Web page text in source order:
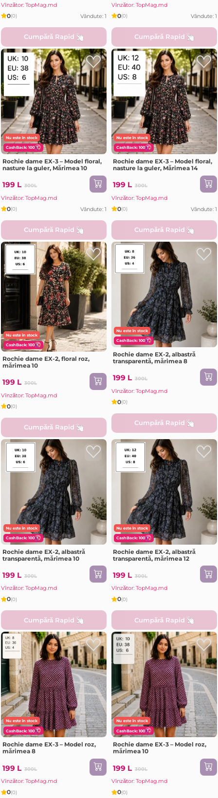
Vînzător: TopMag.md
0(0) Vândute: 1
Cumpără Rapid
Vînzător: TopMag.md
0(0) Vândute: 1
Cumpără Rapid
Nu este în stock
CashBack: 100
Rochie dame EX-3 – Model floral,
nasture la guler, Mărimea 10
199 L 300L
Vînzător: TopMag.md
0(0) Vândute: 1
Cumpără Rapid
Nu este în stock
CashBack: 100
Rochie dame EX-3 – Model floral,
nasture la guler, Mărimea 14
199 L 300L
Vînzător: TopMag.md
0(0) Vândute: 1
Cumpără Rapid
Nu este în stock
CashBack: 100
Rochie dame EX-2, floral roz,
mărimea 10
199 L 300L
Vînzător: TopMag.md
0(0)
Cumpără Rapid
Nu este în stock
CashBack: 100
Rochie dame EX-2, albastră
transparentă, mărimea 8
199 L 300L
Vînzător: TopMag.md
0(0)
Cumpără Rapid
Nu este în stock
CashBack: 100
Rochie dame EX-2, albastră
transparentă, mărimea 10
199 L 300L
Vînzător: TopMag.md
0(0)
Cumpără Rapid
Nu este în stock
CashBack: 100
Rochie dame EX-2, albastră
transparentă, mărimea 12
199 L 300L
Vînzător: TopMag.md
0(0)
Cumpără Rapid
Nu este în stock
CashBack: 100
Rochie dame EX-3 – Model roz,
mărimea 8
199 L 300L
Vînzător: TopMag.md
0(0)
Nu este în stock
CashBack: 100
Rochie dame EX-3 – Model roz,
mărimea 10
199 L 300L
Vînzător: TopMag.md
0(0)